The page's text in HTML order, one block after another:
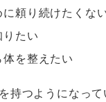
頼り続けたくな
たい
を整えたい
持つようになって